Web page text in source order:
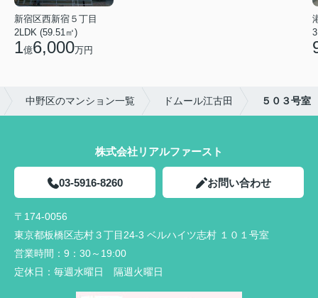
新宿区西新宿５丁目
2LDK (59.51㎡)
1億6,000万円
中野区のマンション一覧 ドムール江古田 ５０３号室
株式会社リアルファースト
03-5916-8260 お問い合わせ
〒174-0056
東京都板橋区志村３丁目24-3 ベルハイツ志村 １０１号室
営業時間： 9：30～19:00
定休日： 毎週水曜日 隔週火曜日